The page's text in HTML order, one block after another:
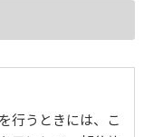
交流，過渡現象）
電力 / RLC交流回路
結線） / 三相交流数
Ｒ過渡現象数値計
行うときには、こ